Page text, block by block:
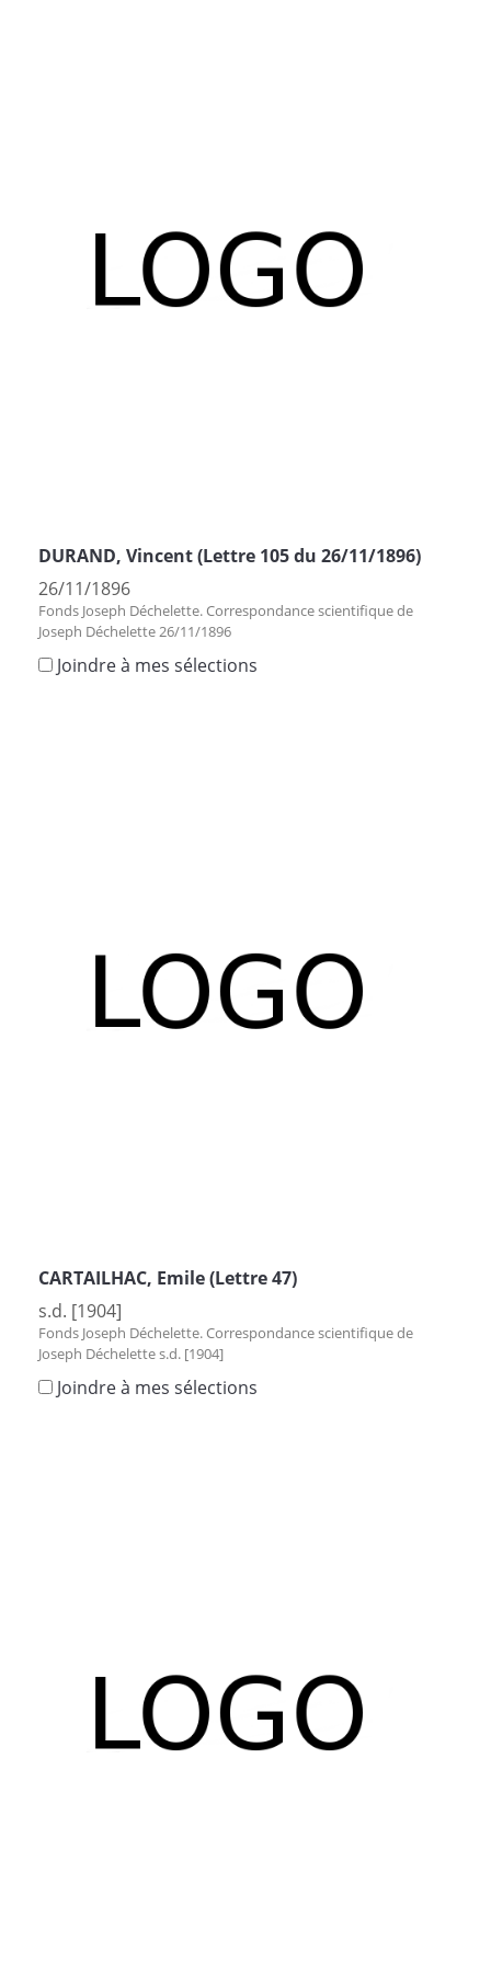
DURAND, Vincent (Lettre 105 du 26/11/1896)
26/11/1896
Fonds Joseph Déchelette. Correspondance scientifique de
Joseph Déchelette 26/11/1896
Joindre à mes sélections
CARTAILHAC, Emile (Lettre 47)
s.d. [1904]
Fonds Joseph Déchelette. Correspondance scientifique de
Joseph Déchelette s.d. [1904]
Joindre à mes sélections